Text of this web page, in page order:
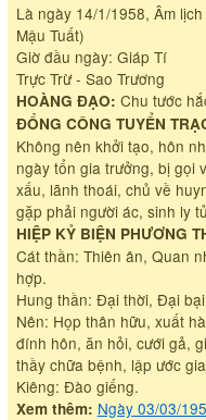
Là ngày 14/1/1958, Âm
Mậu Tuất)
Giờ đầu ngày: Giáp Tí
Trực Trừ - Sao Trương
HOÀNG ĐẠO: Chu tước
ĐỔNG CÔNG TUYỂN
Không nên khởi tạo, hôn
ngày tổn gia trưởng, bị gọi
xấu, lãnh thoái, chủ về
gặp phải người ác, sinh ly
HIỆP KỶ BIỆN PHƯƠNG
Cát thần: Thiên ân, Quan
hợp.
Hung thần: Đại thời, Đại
Nên: Họp thân hữu, xuất
đính hôn, ăn hỏi, cưới gả,
thầy chữa bệnh, lập ước
Kiêng: Đào giếng.
Xem thêm: Ngày 03/03/